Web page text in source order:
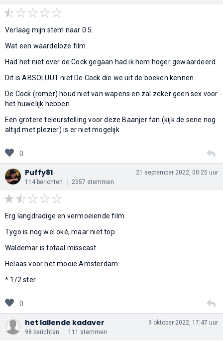
Verlaag mijn stem naar 0.5.
Wat een waardeloze film.
Had het niet over de Cock gegaan had ik hem hoger gewaardeerd.
Dit is ABSOLUUT niet De Cock die we uit de boeken kennen.
De Cock (römer) houd niet van wapens en zal zeker geen sex voor
het huwelijk hebben.
Een grotere teleurstelling voor deze Baanjer fan (kijk de serie nog
altijd met plezier) is er niet mogelijk.
0
Puffy81
114 berichten 2557 stemmen
21 september 2022, 00:25 uur
Erg langdradige en vermoeiende film.
Tygo is nog wel oké, maar niet top.
Waldemar is totaal misscast.
Helaas voor het mooie Amsterdam.
* 1/2 ster
0
het lallende kadaver
98 berichten 111 stemmen
9 oktober 2022, 17:47 uur